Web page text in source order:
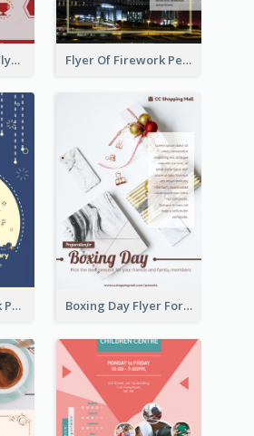
Red Informative Flyers With Simple Graphics Flyer Of Firework Performance With Photo In Dark Colour Tone
2-Colour Firework Performance With City Background Boxing Day Flyer For Present Selling